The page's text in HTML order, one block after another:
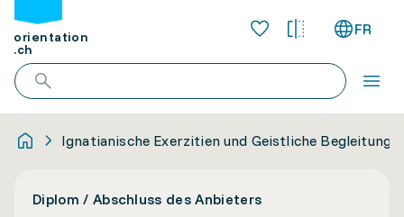
orientation
.ch
FR
Ignatianische Exerzitien und Geistliche Begleitung
Diplom / Abschluss des Anbieters